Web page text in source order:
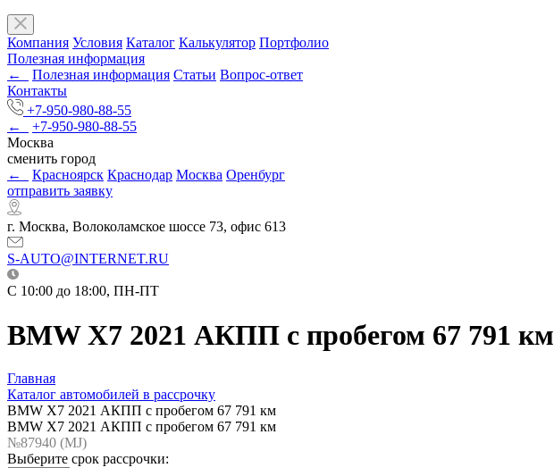
Компания Условия Каталог Калькулятор Портфолио
Полезная информация
←
Полезная информация Статьи Вопрос-ответ
Контакты
+7-950-980-88-55
←
+7-950-980-88-55
Москва
сменить город
←
Красноярск Краснодар Москва Оренбург
отправить заявку
г. Москва, Волоколамское шоссе 73, офис 613
S-AUTO@INTERNET.RU
C 10:00 до 18:00, ПН-ПТ
BMW X7 2021 АКПП с пробегом 67 791 км
Главная
Каталог автомобилей в рассрочку
BMW X7 2021 АКПП с пробегом 67 791 км
BMW X7 2021 АКПП с пробегом 67 791 км
№87940 (МJ)
Выберите срок рассрочки: